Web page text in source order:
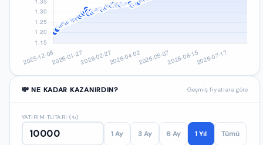
💸 NE KADAR KAZANIRDIN? Geçmiş fiyatlara göre
YATIRIM TUTARI (₺)
1 Ay 3 Ay 6 Ay 1 Yıl Tümü